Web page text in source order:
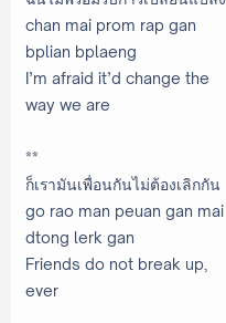
chan mai prom rap gan
bplian bplaeng
I’m afraid it’d change the
way we are
**
ก็เรามันเพื่อนกันไม่ต้องเลิกกัน
go rao man peuan gan mai
dtong lerk gan
Friends do not break up,
ever